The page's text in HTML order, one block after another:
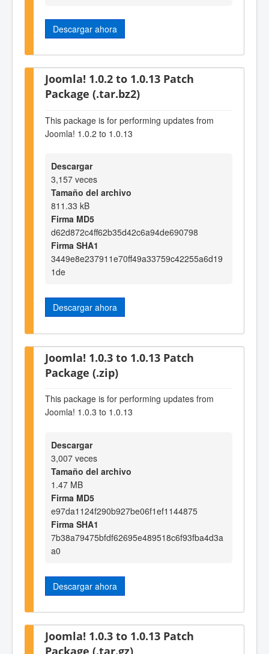
Descargar ahora
Joomla! 1.0.2 to 1.0.13 Patch
Package (.tar.bz2)
This package is for performing updates from
Joomla! 1.0.2 to 1.0.13
Descargar
3,157 veces
Tamaño del archivo
811.33 kB
Firma MD5
d62d872c4ff62b35d42c6a94de690798
Firma SHA1
3449e8e237911e70ff49a33759c42255a6d19
1de
Descargar ahora
Joomla! 1.0.3 to 1.0.13 Patch
Package (.zip)
This package is for performing updates from
Joomla! 1.0.3 to 1.0.13
Descargar
3,007 veces
Tamaño del archivo
1.47 MB
Firma MD5
e97da1124f290b927be06f1ef1144875
Firma SHA1
7b38a79475bfdf62695e489518c6f93fba4d3a
a0
Descargar ahora
Joomla! 1.0.3 to 1.0.13 Patch
Package (.tar.gz)